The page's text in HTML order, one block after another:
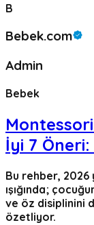
B
Bebek.com
Admin
Bebek
İyi 7
Bu rehber, 2026
ışığında;
ve öz disiplinini
özetliyor.